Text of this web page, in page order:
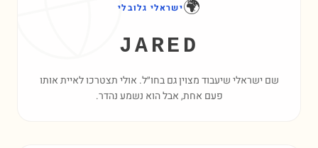
🌍ישראלי גלובלי
JARED
שם ישראלי שיעבוד מצוין גם בחו״ל. אולי תצטרכו לאיית אותו
פעם אחת, אבל הוא נשמע נהדר.